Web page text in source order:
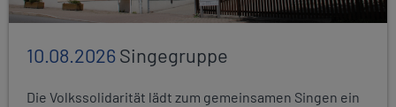
10.08.2026Singegruppe
Die Volkssolidarität lädt zum gemeinsamen Singen ein